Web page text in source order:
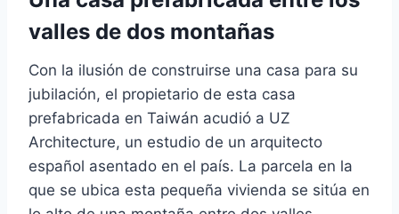
valles de dos montañas
Con la ilusión de construirse una casa para su
jubilación, el propietario de esta casa
prefabricada en Taiwán acudió a UZ
Architecture, un estudio de un arquitecto
español asentado en el país. La parcela en la
que se ubica esta pequeña vivienda se sitúa en